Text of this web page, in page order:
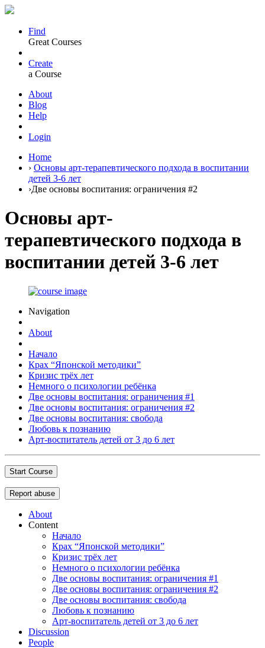
Find
Great Courses
Create
a Course
About
Blog
Help
Login
Home
› Основы арт-терапевтического подхода в воспитании
детей 3-6 лет
›Две основы воспитания: ограничения #2
Основы арт-
терапевтического подхода в
воспитании детей 3-6 лет
Navigation
About
Начало
Крах “Японской методики”
Кризис трёх лет
Немного о психологии ребёнка
Две основы воспитания: ограничения #1
Две основы воспитания: ограничения #2
Две основы воспитания: свобода
Любовь к познанию
Арт-воспитатель детей от 3 до 6 лет
Start Course
Report abuse
About
Content
Начало
Крах “Японской методики”
Кризис трёх лет
Немного о психологии ребёнка
Две основы воспитания: ограничения #1
Две основы воспитания: ограничения #2
Две основы воспитания: свобода
Любовь к познанию
Арт-воспитатель детей от 3 до 6 лет
Discussion
People